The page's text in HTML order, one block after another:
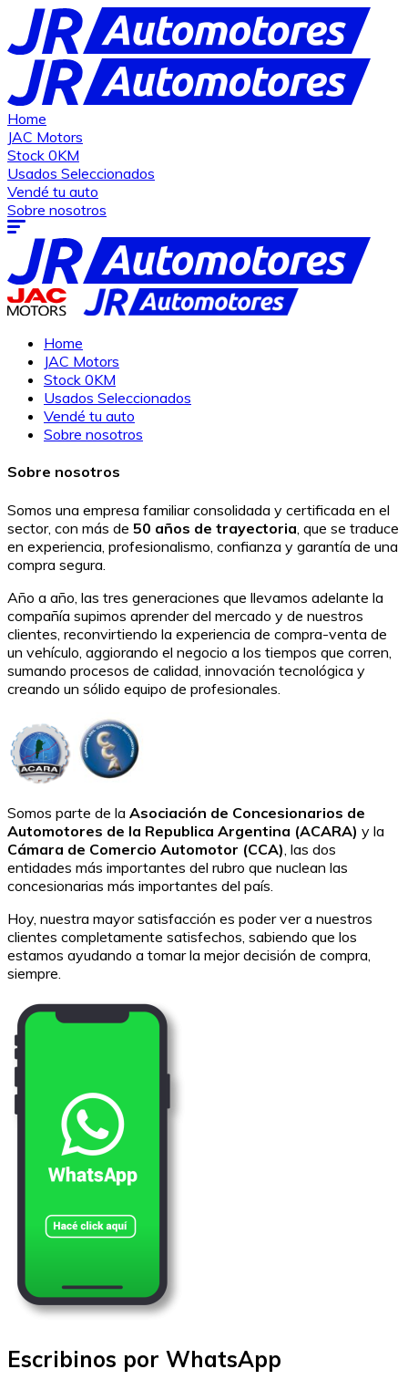
Home
JAC Motors
Stock 0KM
Usados Seleccionados
Vendé tu auto
Sobre nosotros
Home
JAC Motors
Stock 0KM
Usados Seleccionados
Vendé tu auto
Sobre nosotros
Sobre nosotros
Somos una empresa familiar consolidada y certificada en el
sector, con más de 50 años de trayectoria , que se traduce
en experiencia, profesionalismo, confianza y garantía de una
compra segura.
Año a año, las tres generaciones que llevamos adelante la
compañía supimos aprender del mercado y de nuestros
clientes, reconvirtiendo la experiencia de compra-venta de
un vehículo, aggiorando el negocio a los tiempos que corren,
sumando procesos de calidad, innovación tecnológica y
creando un sólido equipo de profesionales.
Somos parte de la Asociación de Concesionarios de
Automotores de la Republica Argentina (ACARA) y la
Cámara de Comercio Automotor (CCA) , las dos
entidades más importantes del rubro que nuclean las
concesionarias más importantes del país.
Hoy, nuestra mayor satisfacción es poder ver a nuestros
clientes completamente satisfechos, sabiendo que los
estamos ayudando a tomar la mejor decisión de compra,
siempre.
Escribinos por WhatsApp